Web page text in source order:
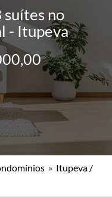
suítes no
- Itupeva
» Itupeva /